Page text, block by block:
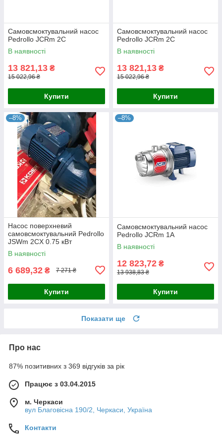
Самовсмоктувальний насос
Pedrollo JCRm 2C
В наявності
13 821,13 ₴
15 022,96 ₴
Купити
Самовсмоктувальний насос
Pedrollo JCRm 2C
В наявності
13 821,13 ₴
15 022,96 ₴
Купити
–8%
Насос поверхневий
самовсмоктувальний Pedrollo
JSWm 2CX 0.75 кВт
відцентровий для
свердловини
В наявності
6 689,32 ₴ 7 271 ₴
Купити
–8%
Самовсмоктувальний насос
Pedrollo JCRm 1A
В наявності
12 823,72 ₴
13 938,83 ₴
Купити
Показати ще
Про нас
87% позитивних з 369 відгуків за рік
Працює з 03.04.2015
м. Черкаси
вул Благовісна 190/2, Черкаси, Україна
Контакти